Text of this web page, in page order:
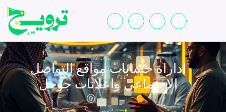
اداراة حسابات مواقع التواصل
الاجتماعي واعلانات جوجل